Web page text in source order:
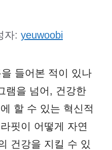
자: yeuwoobi
들어본 적이 있나
램을 넘어, 건강한
할 수 있는 혁신적
핏이 어떻게 자연
건강을 지킬 수 있